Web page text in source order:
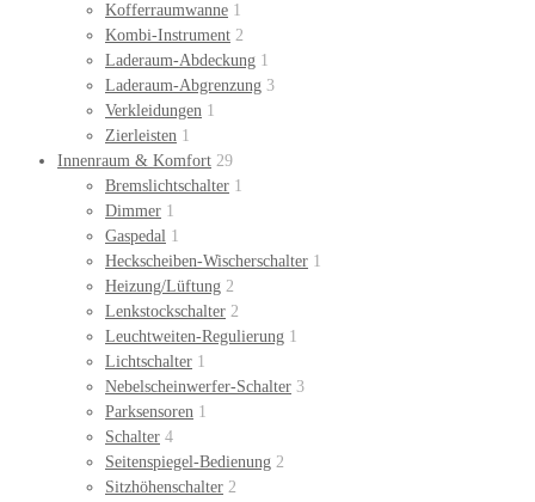
Kofferraumwanne 1
Kombi-Instrument 2
Laderaum-Abdeckung 1
Laderaum-Abgrenzung 3
Verkleidungen 1
Zierleisten 1
Innenraum & Komfort 29
Bremslichtschalter 1
Dimmer 1
Gaspedal 1
Heckscheiben-Wischerschalter 1
Heizung/Lüftung 2
Lenkstockschalter 2
Leuchtweiten-Regulierung 1
Lichtschalter 1
Nebelscheinwerfer-Schalter 3
Parksensoren 1
Schalter 4
Seitenspiegel-Bedienung 2
Sitzhöhenschalter 2